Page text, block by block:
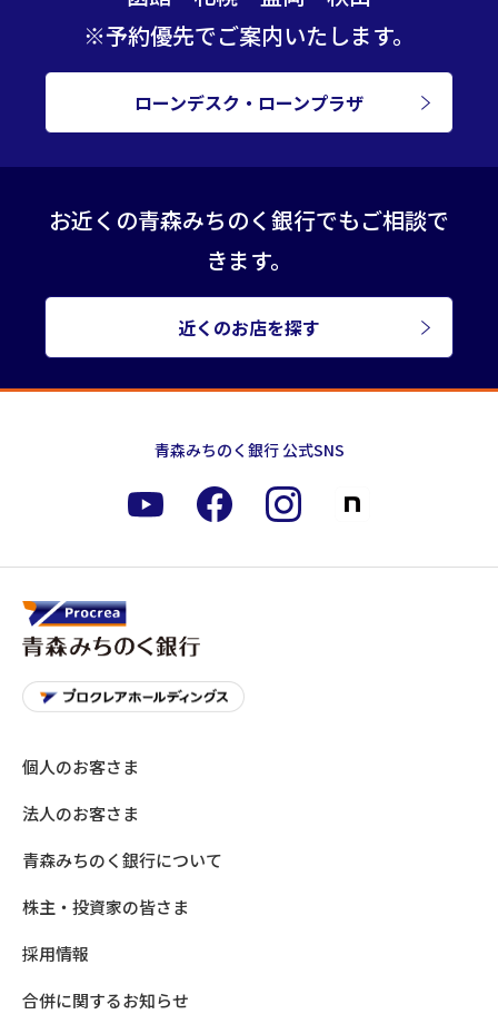
※予約優先でご案内いたします。
ローンデスク・ローンプラザ
お近くの青森みちのく銀行でもご相談で
きます。
近くのお店を探す
青森みちのく銀行 公式SNS
個人のお客さま
法人のお客さま
青森みちのく銀行について
株主・投資家の皆さま
採用情報
合併に関するお知らせ